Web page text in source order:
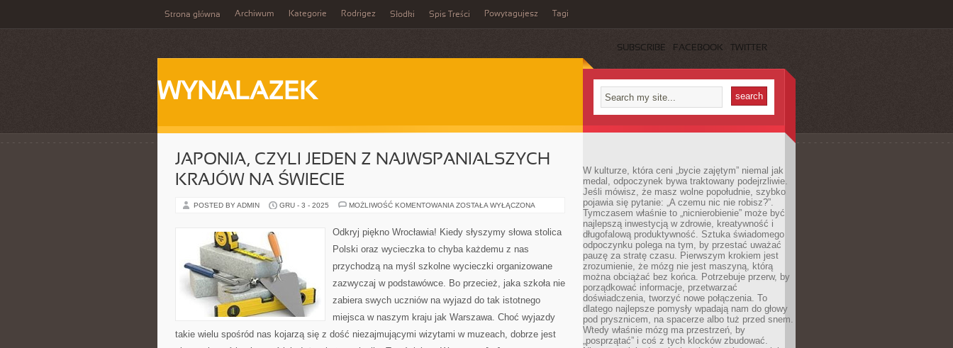
Strona główna Archiwum Kategorie Rodrigez Słodki Spis Treści Powytagujesz Tagi
SUBSCRIBE FACEBOOK TWITTER
WYNALAZEK
JAPONIA, CZYLI JEDEN Z NAJWSPANIALSZYCH
KRAJÓW NA ŚWIECIE
POSTED BY ADMIN GRU - 3 - 2025 MOŻLIWOŚĆ KOMENTOWANIA JAPONIA,
Z
NAJWSPANIALSZYCH
NA
ZOSTAŁA WYŁĄCZONA
Odkryj piękno Wrocławia! Kiedy słyszymy słowa stolica
Polski oraz wycieczka to chyba każdemu z nas
przychodzą na myśl szkolne wycieczki organizowane
zazwyczaj w podstawówce. Bo przecież, jaka szkoła nie
zabiera swych uczniów na wyjazd do tak istotnego
miejsca w naszym kraju jak Warszawa. Choć wyjazdy
takie wielu spośród nas kojarzą się z dość niezajmującymi wizytami w muzeach, dobrze jest
W kulturze, która ceni „bycie zajętym” niemal jak
medal, odpoczynek bywa traktowany podejrzliwie.
Jeśli mówisz, że masz wolne popołudnie, szybko
pojawia się pytanie: „A czemu nic nie robisz?”.
Tymczasem właśnie to „nicnierobienie” może być
najlepszą inwestycją w zdrowie, kreatywność i
długofalową produktywność. Sztuka świadomego
odpoczynku polega na tym, by przestać uważać
pauzę za stratę czasu. Pierwszym krokiem jest
zrozumienie, że mózg nie jest maszyną, którą
można obciążać bez końca. Potrzebuje przerw, by
porządkować informacje, przetwarzać
doświadczenia, tworzyć nowe połączenia. To
dlatego najlepsze pomysły wpadają nam do głowy
pod prysznicem, na spacerze albo tuż przed snem.
Wtedy właśnie mózg ma przestrzeń, by
„posprzątać” i coś z tych klocków zbudować.